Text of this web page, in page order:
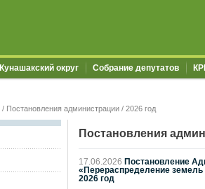
Кунашакский округ Собрание депутатов
/ Постановления администрации / 2026 год
Постановления
17.06.2026 Постановление
«Перераспределение земель
2026 год